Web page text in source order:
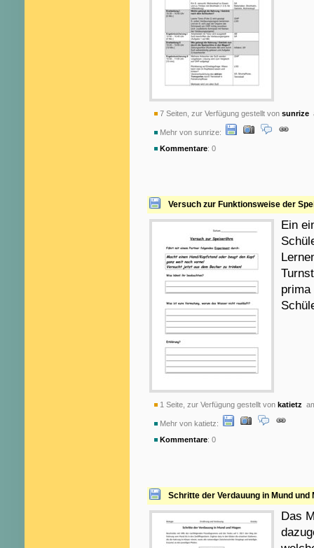
7 Seiten, zur Verfügung gestellt von sunrize
Mehr von sunrize:
Kommentare: 0
Versuch zur Funktionsweise der
Ein
prima
1 Seite, zur Verfügung gestellt von katietz
Mehr von katietz:
Kommentare: 0
Schritte der Verdauung in Mund und
Das